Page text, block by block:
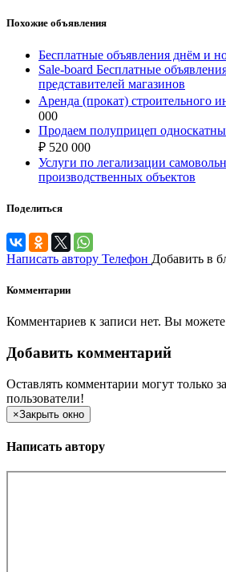
Похожие объявления
Бесплатные объявления днём и
Sale-board Бесплатные
представителей магазинов
Аренда (прокат) строительного
000
Продаем полуприцеп
₽ 520 000
Услуги по легализации
производственных объектов
Поделиться
Написать автору Телефон Добавить в
Комментарии
Комментариев к записи нет. Вы
Добавить комментарий
Оставлять комментарии могут только
пользователи!
×Закрыть окно
Написать автору